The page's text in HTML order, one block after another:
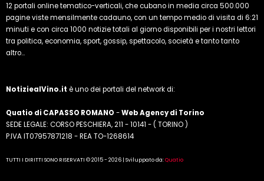
12 portali online tematico-verticali, che cubano in media circa 500.000
pagine viste mensilmente cadauno, con un tempo medio di visita di 6:21
minuti e con circa 1000 notizie totali al giorno disponibili per i nostri lettori
tra politica, economia, sport, gossip, spettacolo, società e tanto tanto
altro...
NotiziealVino.it è uno dei portali del network di:
Quatio di CAPASSO ROMANO -Web Agency di Torino
SEDE LEGALE: CORSO PESCHIERA, 211 - 10141 - ( TORINO )
P.IVA IT07957871218 - REA TO-1268614
TUTTI I DIRITTI SONO RISERVATI © 2015 - 2026 | Sviluppato da:Quatio